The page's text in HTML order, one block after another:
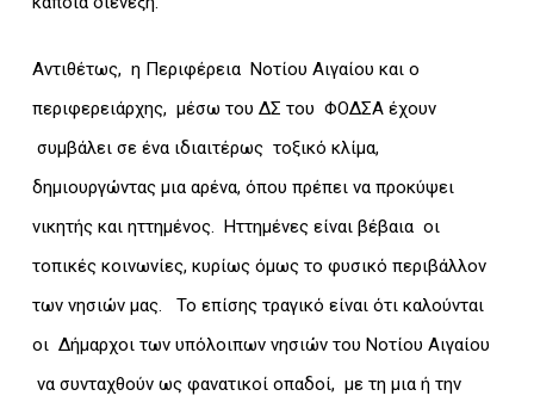
Αντιθέτως, η Περιφέρεια Νοτίου Αιγαίου και ο
περιφερειάρχης, μέσω του ΔΣ του ΦΟΔΣΑ έχουν
συμβάλει σε ένα ιδιαιτέρως τοξικό κλίμα,
δημιουργώντας μια αρένα, όπου πρέπει να προκύψει
νικητής και ηττημένος. Ηττημένες είναι βέβαια οι
τοπικές κοινωνίες, κυρίως όμως το φυσικό περιβάλλον
των νησιών μας. Το επίσης τραγικό είναι ότι καλούνται
οι Δήμαρχοι των υπόλοιπων νησιών του Νοτίου Αιγαίου
να συνταχθούν ως φανατικοί οπαδοί, με τη μια ή την